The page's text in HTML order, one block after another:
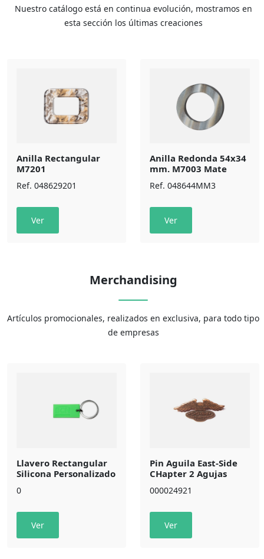
Nuestro catálogo está en continua evolución, mostramos en
esta sección los últimas creaciones
Anilla Rectangular
M7201
Ref. 048629201
Ver
Anilla Redonda 54x34
mm. M7003 Mate
Ref. 048644MM3
Ver
Merchandising
Artículos promocionales, realizados en exclusiva, para todo tipo
de empresas
Llavero Rectangular
Silicona Personalizado
0
Ver
Pin Aguila East-Side
CHapter 2 Agujas
000024921
Ver